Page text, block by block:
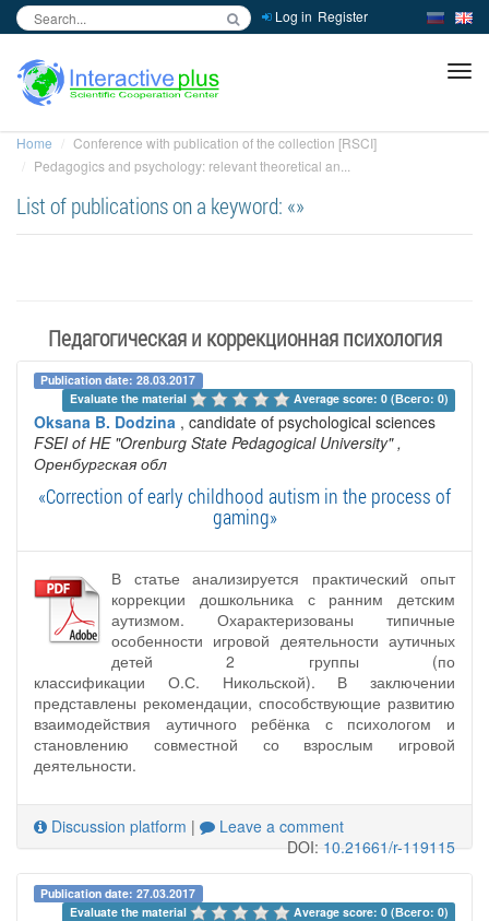
Log in Register
Home
Conference with publication of the collection [RSCI]
Pedagogics and psychology: relevant theoretical an...
List of publications on a keyword: «»
Педагогическая и коррекционная психология
Publication date: 28.03.2017
Evaluate the material
Average score: 0 (Всего: 0)
Oksana B. Dodzina , candidate of psychological sciences
FSEI of HE "Orenburg State Pedagogical University" ,
Оренбургская обл
«Correction of early childhood autism in the process of
gaming»
В статье анализируется практический опыт
коррекции дошкольника с ранним детским
аутизмом. Охарактеризованы типичные
особенности игровой деятельности аутичных
детей 2 группы (по
классификации О.С. Никольской). В заключении
представлены рекомендации, способствующие развитию
взаимодействия аутичного ребёнка с психологом и
становлению совместной со взрослым игровой
деятельности.
Discussion platform |
Leave a comment
DOI:10.21661/r-119115
Publication date: 27.03.2017
Evaluate the material
Average score: 0 (Всего: 0)